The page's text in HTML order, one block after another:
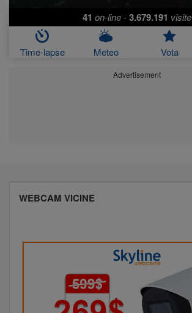
41 on-line-3.679.191 visite
Time-lapse Meteo Vota
Advertisement
WEBCAM VICINE